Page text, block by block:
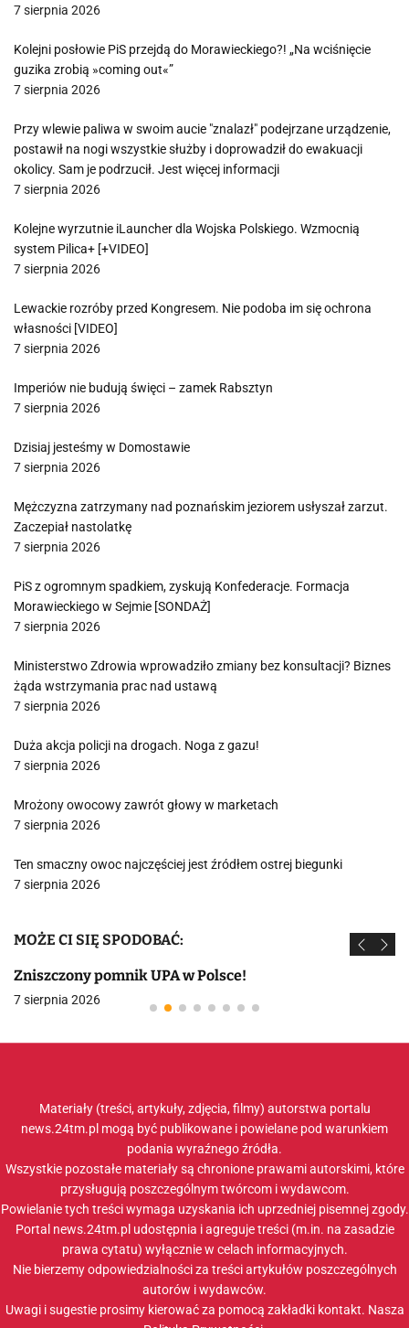
7 sierpnia 2026
Kolejni posłowie PiS przejdą do Morawieckiego?! „Na wciśnięcie
guzika zrobią »coming out«”
7 sierpnia 2026
Przy wlewie paliwa w swoim aucie "znalazł" podejrzane urządzenie,
postawił na nogi wszystkie służby i doprowadził do ewakuacji
okolicy. Sam je podrzucił. Jest więcej informacji
7 sierpnia 2026
Kolejne wyrzutnie iLauncher dla Wojska Polskiego. Wzmocnią
system Pilica+ [+VIDEO]
7 sierpnia 2026
Lewackie rozróby przed Kongresem. Nie podoba im się ochrona
własności [VIDEO]
7 sierpnia 2026
Imperiów nie budują święci – zamek Rabsztyn
7 sierpnia 2026
Dzisiaj jesteśmy w Domostawie
7 sierpnia 2026
Mężczyzna zatrzymany nad poznańskim jeziorem usłyszał zarzut.
Zaczepiał nastolatkę
7 sierpnia 2026
PiS z ogromnym spadkiem, zyskują Konfederacje. Formacja
Morawieckiego w Sejmie [SONDAŻ]
7 sierpnia 2026
Ministerstwo Zdrowia wprowadziło zmiany bez konsultacji? Biznes
żąda wstrzymania prac nad ustawą
7 sierpnia 2026
Duża akcja policji na drogach. Noga z gazu!
7 sierpnia 2026
Mrożony owocowy zawrót głowy w marketach
7 sierpnia 2026
Ten smaczny owoc najczęściej jest źródłem ostrej biegunki
7 sierpnia 2026
MOŻE CI SIĘ SPODOBAĆ:
Zniszczony pomnik UPA w Polsce!
7 sierpnia 2026
Materiały (treści, artykuły, zdjęcia, filmy) autorstwa portalu
news.24tm.pl mogą być publikowane i powielane pod warunkiem
podania wyraźnego źródła.
Wszystkie pozostałe materiały są chronione prawami autorskimi, które
przysługują poszczególnym twórcom i wydawcom.
Powielanie tych treści wymaga uzyskania ich uprzedniej pisemnej zgody.
Portal news.24tm.pl udostępnia i agreguje treści (m.in. na zasadzie
prawa cytatu) wyłącznie w celach informacyjnych.
Nie bierzemy odpowiedzialności za treści artykułów poszczególnych
autorów i wydawców.
Uwagi i sugestie prosimy kierować za pomocą zakładki kontakt. Nasza